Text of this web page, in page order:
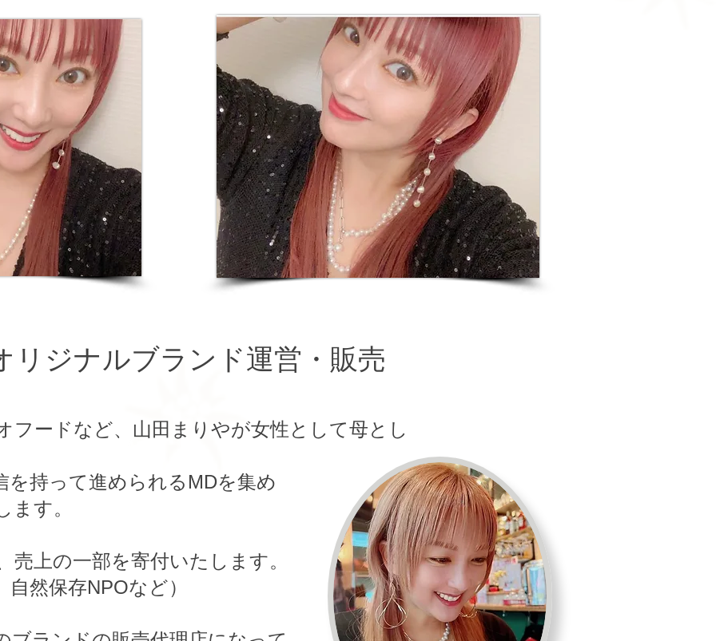
リジナルブランド運営・販売
フードなど、山田まりやが女性として母とし
を持って進められるMDを集め
ます。
上の一部を寄付いたします。
然保存NPOなど）